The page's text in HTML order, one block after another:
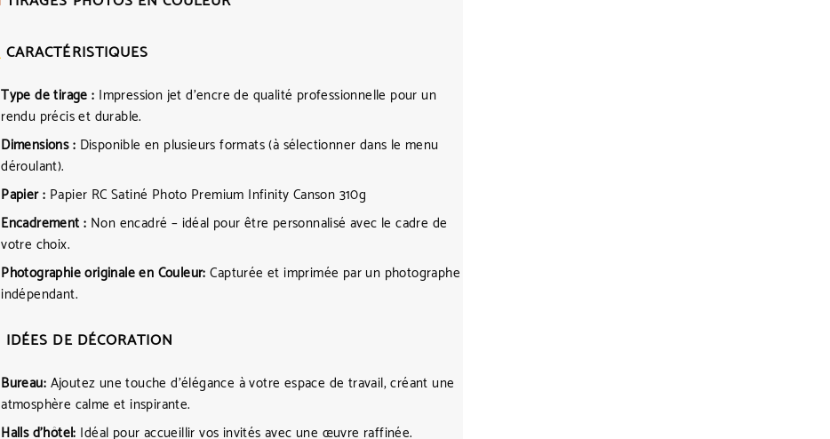
CARACTÉRISTIQUES
Type de tirage : Impression jet d’encre de qualité professionnelle pour un
rendu précis et durable.
Dimensions : Disponible en plusieurs formats (à sélectionner dans le menu
déroulant).
Papier : Papier RC Satiné Photo Premium Infinity Canson 310g
Encadrement : Non encadré – idéal pour être personnalisé avec le cadre de
votre choix.
Photographie originale en Couleur: Capturée et imprimée par un photographe
indépendant.
IDÉES DE DÉCORATION
Bureau: Ajoutez une touche d’élégance à votre espace de travail, créant une
atmosphère calme et inspirante.
Halls d’hôtel: Idéal pour accueillir vos invités avec une œuvre raffinée.